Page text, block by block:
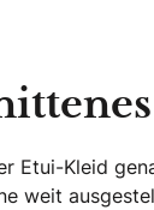
Etui-Kleid
weit